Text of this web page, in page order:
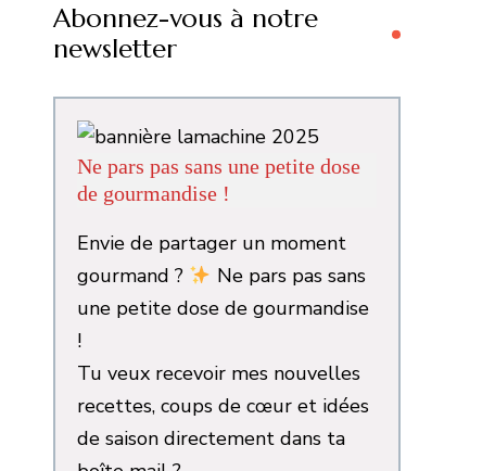
Abonnez-vous à notre
newsletter
Ne pars pas sans une petite dose
de gourmandise !
Envie de partager un moment
gourmand ?
Ne pars pas sans
une petite dose de gourmandise
!
Tu veux recevoir mes nouvelles
recettes, coups de cœur et idées
de saison directement dans ta